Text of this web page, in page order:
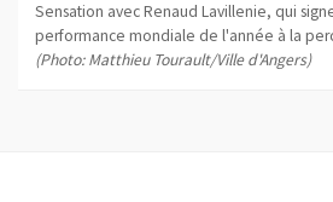
Sensation avec Renaud Lavillenie, qui
performance mondiale de l'année à la
(Photo: Matthieu Tourault/Ville d'Angers)